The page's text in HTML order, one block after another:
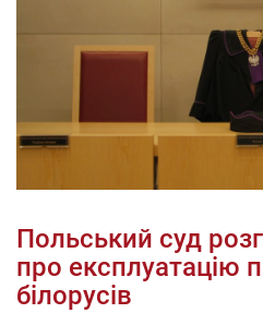
Польський суд
про експлуатацію
білорусів